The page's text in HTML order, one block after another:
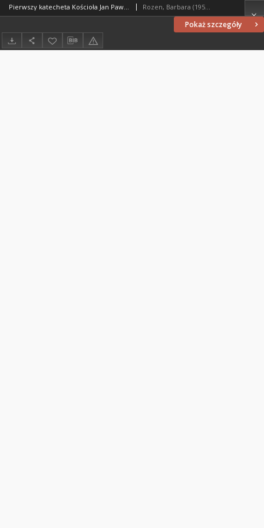
Pokaż szczegóły
Pierwszy katecheta Kościoła Jan Paweł II - uczy, jak żyć Rozen, Barbara (1958- )